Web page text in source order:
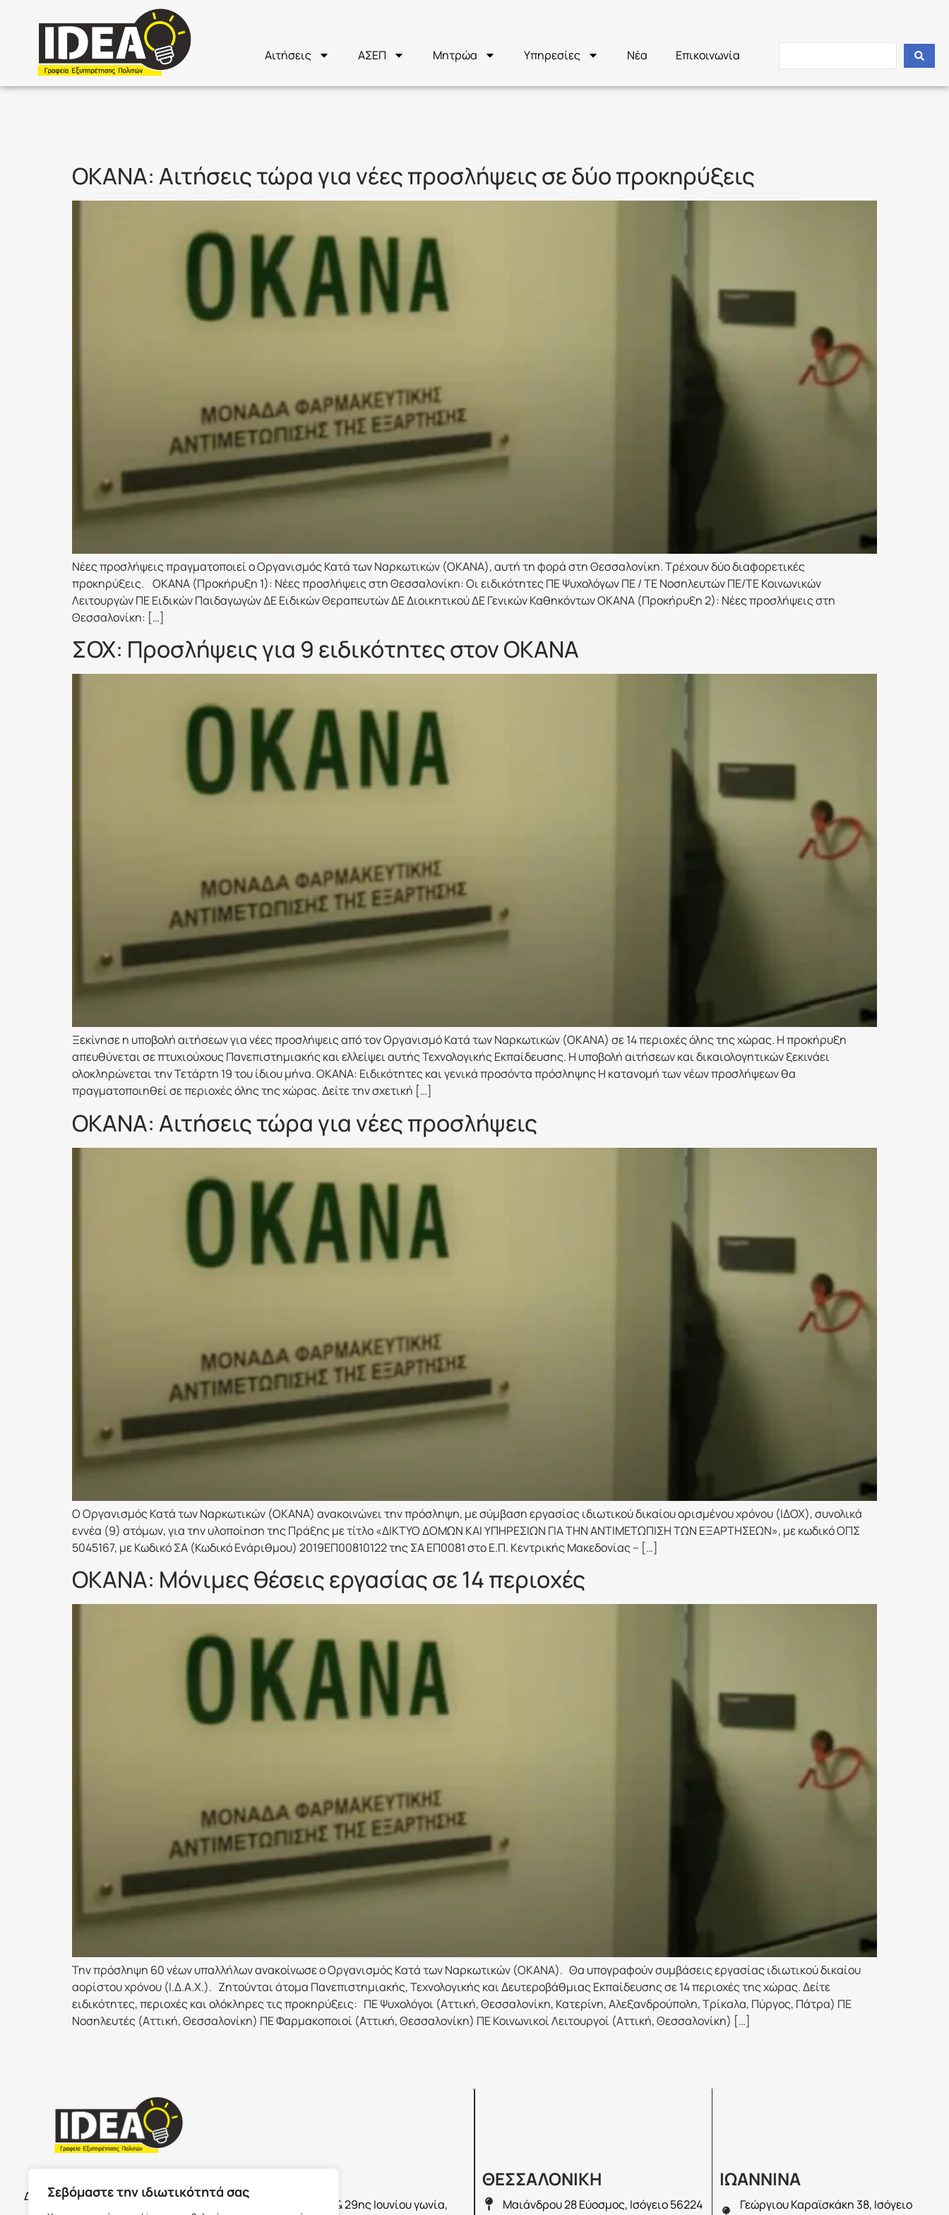
Σεβόμαστε την ιδιωτικότητά σας
Αιτήσεις ΑΣΕΠ Μητρώα Υπηρεσίες Νέα Επικοινωνία
ΟΚΑΝΑ: Αιτήσεις τώρα για νέες προσλήψεις σε δύο προκηρύξεις
Νέες προσλήψεις πραγματοποιεί ο Οργανισμός Κατά των Ναρκωτικών (ΟΚΑΝΑ), αυτή τη φορά στη Θεσσαλονίκη. Τρέχουν δύο διαφορετικές
προκηρύξεις. ΟΚΑΝΑ (Προκήρυξη 1): Νέες προσλήψεις στη Θεσσαλονίκη: Οι ειδικότητες ΠΕ Ψυχολόγων ΠΕ / ΤΕ Νοσηλευτών ΠΕ/ΤΕ Κοινωνικών
Λειτουργών ΠΕ Ειδικών Παιδαγωγών ΔΕ Ειδικών Θεραπευτών ΔΕ Διοικητικού ΔΕ Γενικών Καθηκόντων ΟΚΑΝΑ (Προκήρυξη 2): Νέες προσλήψεις στη
Θεσσαλονίκη: […]
ΣΟΧ: Προσλήψεις για 9 ειδικότητες στον ΟΚΑΝΑ
Ξεκίνησε η υποβολή αιτήσεων για νέες προσλήψεις από τον Οργανισμό Κατά των Ναρκωτικών (ΟΚΑΝΑ) σε 14 περιοχές όλης της χώρας. Η προκήρυξη
απευθύνεται σε πτυχιούχους Πανεπιστημιακής και ελλείψει αυτής Τεχνολογικής Εκπαίδευσης. Η υποβολή αιτήσεων και δικαιολογητικών ξεκινάει
ολοκληρώνεται την Τετάρτη 19 του ίδιου μήνα. ΟΚΑΝΑ: Ειδικότητες και γενικά προσόντα πρόσληψης Η κατανομή των νέων προσλήψεων θα
πραγματοποιηθεί σε περιοχές όλης της χώρας. Δείτε την σχετική […]
ΟΚΑΝΑ: Αιτήσεις τώρα για νέες προσλήψεις
Ο Οργανισμός Κατά των Ναρκωτικών (ΟΚΑΝΑ) ανακοινώνει την πρόσληψη, με σύμβαση εργασίας ιδιωτικού δικαίου ορισμένου χρόνου (ΙΔΟΧ), συνολικά
εννέα (9) ατόμων, για την υλοποίηση της Πράξης με τίτλο «ΔΙΚΤΥΟ ΔΟΜΩΝ ΚΑΙ ΥΠΗΡΕΣΙΩΝ ΓΙΑ ΤΗΝ ΑΝΤΙΜΕΤΩΠΙΣΗ ΤΩΝ ΕΞΑΡΤΗΣΕΩΝ», με κωδικό ΟΠΣ
5045167, με Κωδικό ΣΑ (Κωδικό Ενάριθμου) 2019ΕΠ00810122 της ΣΑ ΕΠ0081 στο Ε.Π. Κεντρικής Μακεδονίας – […]
ΟΚΑΝΑ: Μόνιμες θέσεις εργασίας σε 14 περιοχές
Την πρόσληψη 60 νέων υπαλλήλων ανακοίνωσε ο Οργανισμός Κατά των Ναρκωτικών (ΟΚΑΝΑ). Θα υπογραφούν συμβάσεις εργασίας ιδιωτικού δικαίου
αορίστου χρόνου (Ι.Δ.Α.Χ.). Ζητούνται άτομα Πανεπιστημιακής, Τεχνολογικής και Δευτεροβάθμιας Εκπαίδευσης σε 14 περιοχές της χώρας. Δείτε
ειδικότητες, περιοχές και ολόκληρες τις προκηρύξεις: ΠΕ Ψυχολόγοι (Αττική, Θεσσαλονίκη, Κατερίνη, Αλεξανδρούπολη, Τρίκαλα, Πύργος, Πάτρα) ΠΕ
Νοσηλευτές (Αττική, Θεσσαλονίκη) ΠΕ Φαρμακοποιοί (Αττική, Θεσσαλονίκη) ΠΕ Κοινωνικοί Λειτουργοί (Αττική, Θεσσαλονίκη) […]
Δευτέρα με Παρασκευή 09:00-17:00
Παύλου Μελά & 29ης Ιουνίου γωνία,
ΘΕΣΣΑΛΟΝΙΚΗ
Μαιάνδρου 28 Εύοσμος, Ισόγειο 56224
ΙΩΑΝΝΙΝΑ
Γεώργιου Καραϊσκάκη 38, Ισόγειο